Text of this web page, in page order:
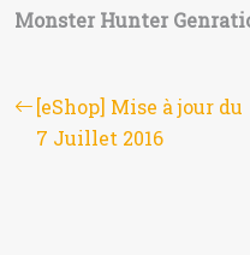
Monster Hunter
[eShop] Mise à jour du
7 Juillet 2016